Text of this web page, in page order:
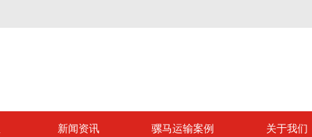
新闻资讯 骡马运输案例 关于我们